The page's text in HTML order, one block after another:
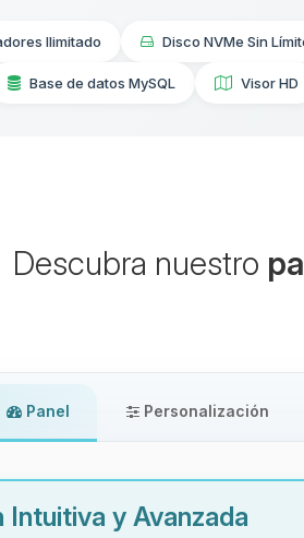
Ilimitado Disco NVMe Sin
Base de datos MySQL Visor HD
Descubra nuestro
Panel Personalización
y Avanzada